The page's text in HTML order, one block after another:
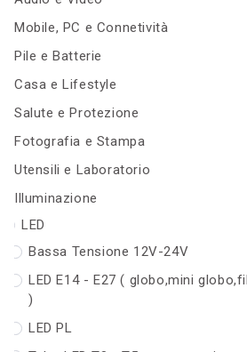
Mobile, PC e Connetività
Pile e Batterie
Casa e Lifestyle
Salute e Protezione
Fotografia e Stampa
Utensili e Laboratorio
Illuminazione
LED
Bassa Tensione 12V-24V
LED E14 - E27 ( globo,mini
)
LED PL